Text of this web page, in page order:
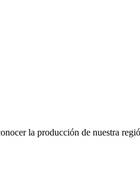
la producción de nuestra